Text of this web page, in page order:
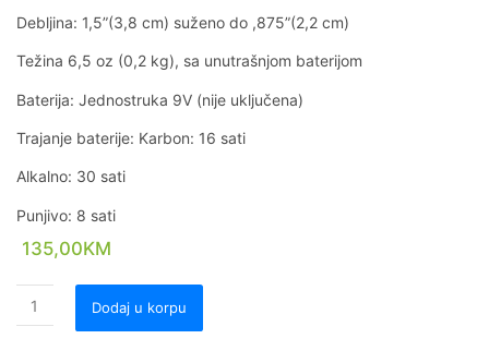
Debljina: 1,5”(3,8 cm) suženo do ,875”(2,2 cm)
Težina 6,5 ​​oz (0,2 kg), sa unutrašnjom baterijom
Baterija: Jednostruka 9V (nije uključena)
Trajanje baterije: Karbon: 16 sati
Alkalno: 30 sati
Punjivo: 8 sati
135,00KM
Dodaj u korpu